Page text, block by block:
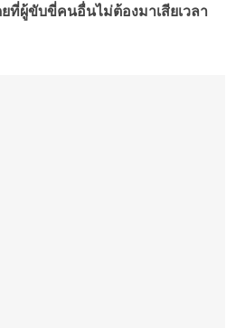
ที่ผู้ขับขี่คนอื่นไม่ต้องมาเสียเวลา